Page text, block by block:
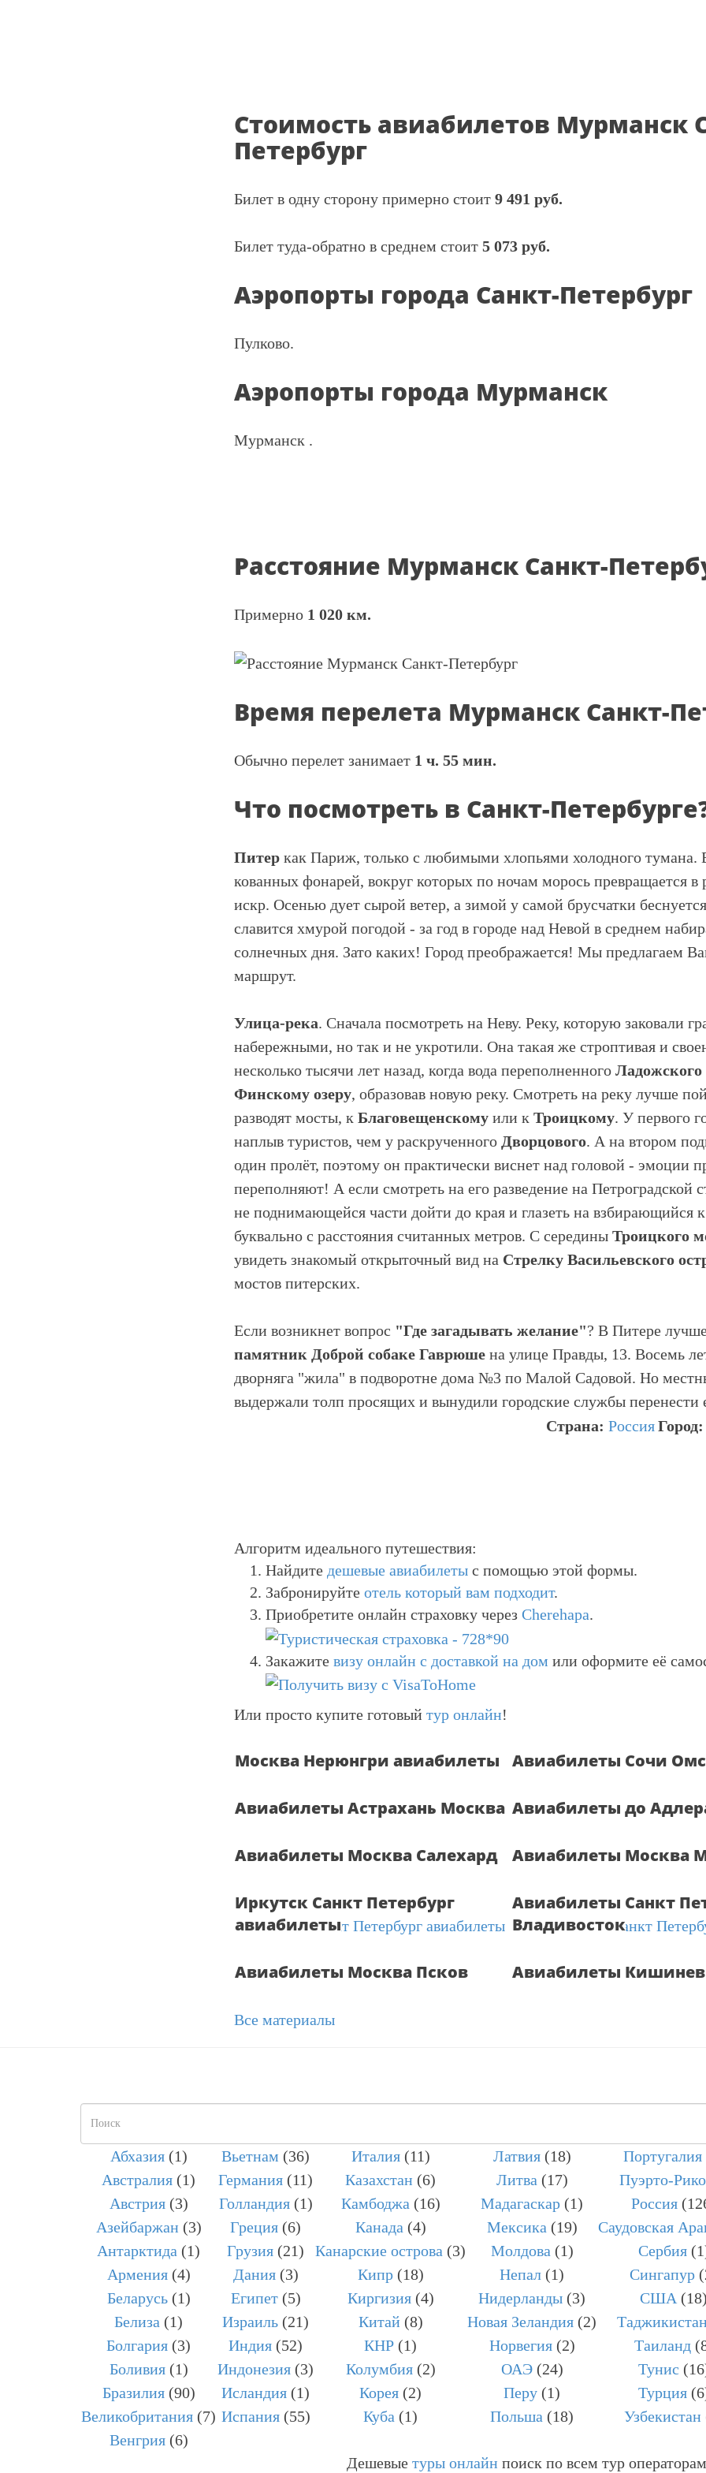
Стоимость авиабилетов Мурманск
Петербург
Билет в одну сторону примерно стоит 9 491 руб.
Билет туда-обратно в среднем стоит 5 073 руб.
Аэропорты города Санкт-Петербург
Пулково.
Аэропорты города Мурманск
Мурманск .
Расстояние Мурманск Санкт-
Примерно 1 020 км.
Время перелета Мурманск Санкт-
Обычно перелет занимает 1 ч. 55 мин.
Что посмотреть в Санкт-
Питер как Париж, только с любимыми хлопьями холодного тумана.
кованных фонарей, вокруг которых по ночам морось превращается
искр. Осенью дует сырой ветер, а зимой у самой брусчатки
славится хмурой погодой - за год в городе над Невой в среднем
солнечных дня. Зато каких! Город преображается! Мы предлагаем
маршрут.
Улица-река. Сначала посмотреть на Неву. Реку, которую заковали
набережными, но так и не укротили. Она такая же строптивая и
несколько тысячи лет назад, когда вода переполненного Ладожского
Финскому озеру, образовав новую реку. Смотреть на реку лучше
разводят мосты, к Благовещенскому или к Троицкому. У первого
наплыв туристов, чем у раскрученного Дворцового. А на втором
один пролёт, поэтому он практически виснет над головой - эмоции
переполняют! А если смотреть на его разведение на Петроградской
не поднимающейся части дойти до края и глазеть на взбирающийся
буквально с расстояния считанных метров. С середины Троицкого
увидеть знакомый открыточный вид на Стрелку Васильевского
мостов питерских.
Если возникнет вопрос "Где загадывать желание"? В Питере
памятник Доброй собаке Гаврюше на улице Правды, 13. Восемь
дворняга "жила" в подворотне дома №3 по Малой Садовой. Но
выдержали толп просящих и вынудили городские службы перенести
Страна: Россия
Алгоритм идеального путешествия:
Найдите дешевые авиабилеты с помощью этой формы.
Забронируйте отель который вам подходит.
Приобретите онлайн страховку через Cherehapa.
Закажите визу онлайн с доставкой на дом или оформите её
Или просто купите готовый тур онлайн!
Москва Нерюнгри авиабилеты Авиабилеты Сочи
Авиабилеты Астрахань Москва Авиабилеты до
Авиабилеты Москва Салехард Авиабилеты Москва
Иркутск Санкт Петербург
авиабилеты
Авиабилеты Санкт
Владивосток
Авиабилеты Москва Псков Авиабилеты
Все материалы
Форма
поиска
ПОИСК
Абхазия (1) Вьетнам (36) Италия (11) Латвия (18) Португалия
Австралия (1) Германия (11) Казахстан (6) Литва (17)
Пуэрто-Рико
Австрия (3) Голландия (1) Камбоджа (16) Мадагаскар (1) Россия
Азейбаржан (3) Греция (6) Канада (4) Мексика (19)
Саудовская
Антарктида (1) Грузия (21) Канарские острова (3) Молдова (1) Сербия
Армения (4) Дания (3) Кипр (18) Непал (1) Сингапур
Беларусь (1) Египет (5) Киргизия (4) Нидерланды (3) США
Белиза (1) Израиль (21) Китай (8) Новая Зеландия (2)
Болгария (3) Индия (52) КНР (1) Норвегия (2) Таиланд
Боливия (1) Индонезия (3) Колумбия (2) ОАЭ (24) Тунис
Бразилия (90) Исландия (1) Корея (2) Перу (1) Турция
Великобритания (7) Испания (55) Куба (1) Польша (18) Узбекистан
Венгрия (6)
Дешевые туры онлайн поиск по всем тур